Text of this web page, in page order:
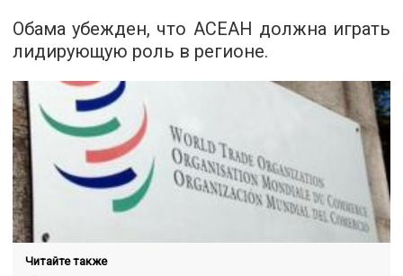
Обама убежден, что АСЕАН должна играть
лидирующую роль в регионе.
Читайте также